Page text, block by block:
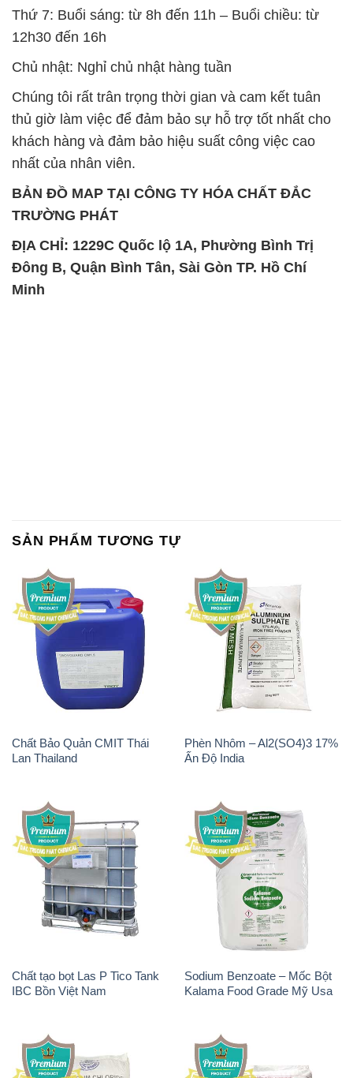
Thứ 7: Buổi sáng: từ 8h đến 11h – Buổi chiều: từ
12h30 đến 16h
Chủ nhật: Nghỉ chủ nhật hàng tuần
Chúng tôi rất trân trọng thời gian và cam kết tuân
thủ giờ làm việc để đảm bảo sự hỗ trợ tốt nhất cho
khách hàng và đảm bảo hiệu suất công việc cao
nhất của nhân viên.
BẢN ĐỒ MAP TẠI CÔNG TY HÓA CHẤT ĐẮC
TRƯỜNG PHÁT
ĐỊA CHỈ: 1229C Quốc lộ 1A, Phường Bình Trị
Đông B, Quận Bình Tân, Sài Gòn TP. Hồ Chí
Minh
SẢN PHẨM TƯƠNG TỰ
Chất Bảo Quản CMIT Thái
Lan Thailand
Phèn Nhôm – Al2(SO4)3 17%
Ấn Độ India
Chất tạo bọt Las P Tico Tank
IBC Bồn Việt Nam
Sodium Benzoate – Mốc Bột
Kalama Food Grade Mỹ Usa